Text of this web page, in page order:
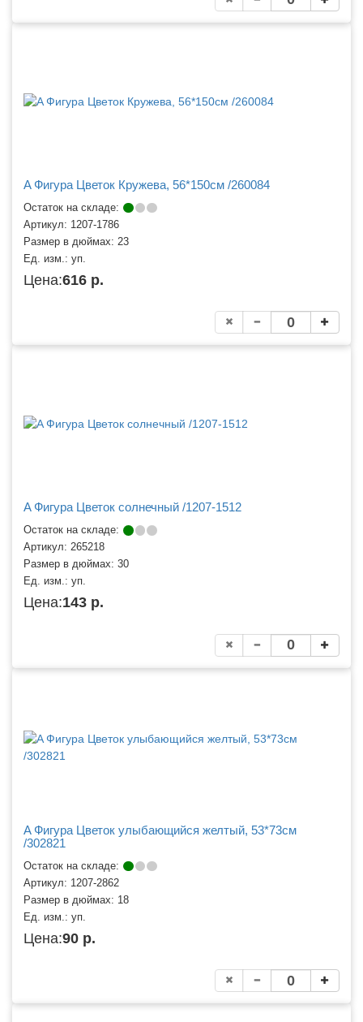
A Фигура Цветок Кружева, 56*150см /260084
Остаток на складе:
Артикул: 1207-1786
Размер в дюймах: 23
Ед. изм.: уп.
Цена:616 р.
A Фигура Цветок солнечный /1207-1512
Остаток на складе:
Артикул: 265218
Размер в дюймах: 30
Ед. изм.: уп.
Цена:143 р.
A Фигура Цветок улыбающийся желтый, 53*73см
/302821
Остаток на складе:
Артикул: 1207-2862
Размер в дюймах: 18
Ед. изм.: уп.
Цена:90 р.